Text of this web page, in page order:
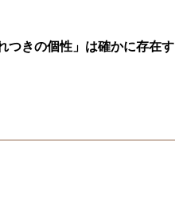
つきの個性」は確かに存在す